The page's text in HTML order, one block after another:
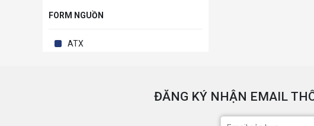
FORM NGUỒN
ATX
ĐĂNG KÝ NHẬN EMAIL